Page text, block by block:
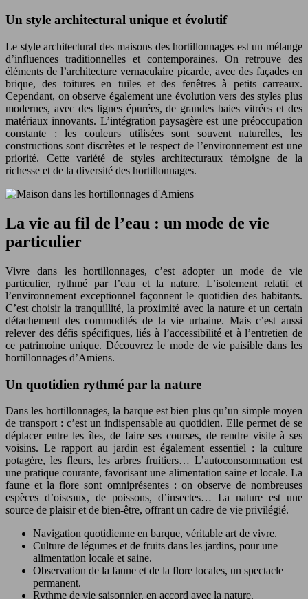
Un style architectural unique et évolutif
Le style architectural des maisons des hortillonnages est un mélange
d’influences traditionnelles et contemporaines. On retrouve des
éléments de l’architecture vernaculaire picarde, avec des façades en
brique, des toitures en tuiles et des fenêtres à petits carreaux.
Cependant, on observe également une évolution vers des styles plus
modernes, avec des lignes épurées, de grandes baies vitrées et des
matériaux innovants. L’intégration paysagère est une préoccupation
constante : les couleurs utilisées sont souvent naturelles, les
constructions sont discrètes et le respect de l’environnement est une
priorité. Cette variété de styles architecturaux témoigne de la
richesse et de la diversité des hortillonnages.
La vie au fil de l’eau : un mode de vie
particulier
Vivre dans les hortillonnages, c’est adopter un mode de vie
particulier, rythmé par l’eau et la nature. L’isolement relatif et
l’environnement exceptionnel façonnent le quotidien des habitants.
C’est choisir la tranquillité, la proximité avec la nature et un certain
détachement des commodités de la vie urbaine. Mais c’est aussi
relever des défis spécifiques, liés à l’accessibilité et à l’entretien de
ce patrimoine unique. Découvrez le mode de vie paisible dans les
hortillonnages d’Amiens.
Un quotidien rythmé par la nature
Dans les hortillonnages, la barque est bien plus qu’un simple moyen
de transport : c’est un indispensable au quotidien. Elle permet de se
déplacer entre les îles, de faire ses courses, de rendre visite à ses
voisins. Le rapport au jardin est également essentiel : la culture
potagère, les fleurs, les arbres fruitiers… L’autoconsommation est
une pratique courante, favorisant une alimentation saine et locale. La
faune et la flore sont omniprésentes : on observe de nombreuses
espèces d’oiseaux, de poissons, d’insectes… La nature est une
source de plaisir et de bien-être, offrant un cadre de vie privilégié.
Navigation quotidienne en barque, véritable art de vivre.
Culture de légumes et de fruits dans les jardins, pour une
alimentation locale et saine.
Observation de la faune et de la flore locales, un spectacle
permanent.
Rythme de vie saisonnier, en accord avec la nature.